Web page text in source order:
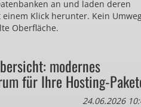
an und laden deren
Klick herunter. Kein
Oberfläche.
modernes
für Ihre Hosting-
24.06.2026